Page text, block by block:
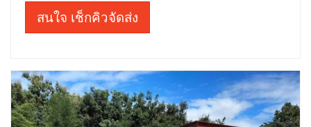
สนใจ เช็กคิวจัดส่ง